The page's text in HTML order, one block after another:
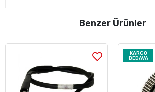
Benzer Ürünler
KARGO
BEDAVA